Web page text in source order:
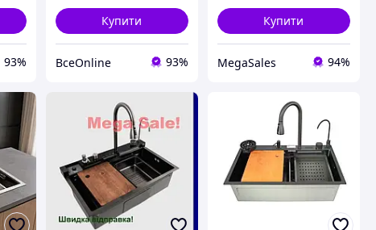
93%
Купити
ВсеOnline 93%
Купити
MegaSales 94%